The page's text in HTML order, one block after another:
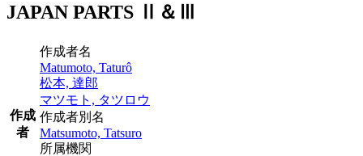
JAPAN PARTS Ⅱ＆Ⅲ
作成
者
作成者名
Matumoto, Taturô
松本, 達郎
マツモト, タツロウ
作成者別名
Matsumoto, Tatsuro
所属機関